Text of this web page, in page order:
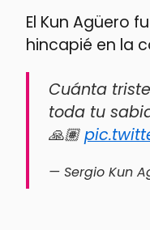
El Kun Agüero
hincapié en la
Cuánta
toda tu
🙏🏽
— Sergio Kun